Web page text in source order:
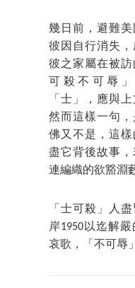
幾日前，避難
彼因自行消失，
彼之家屬在被
可殺不可辱
「士」，應與
然而這樣一句
佛又不是，這
盡它背後故事
連編織的欲豁淵
「士可殺」人
岸1950以迄解
哀歌，「不可辱